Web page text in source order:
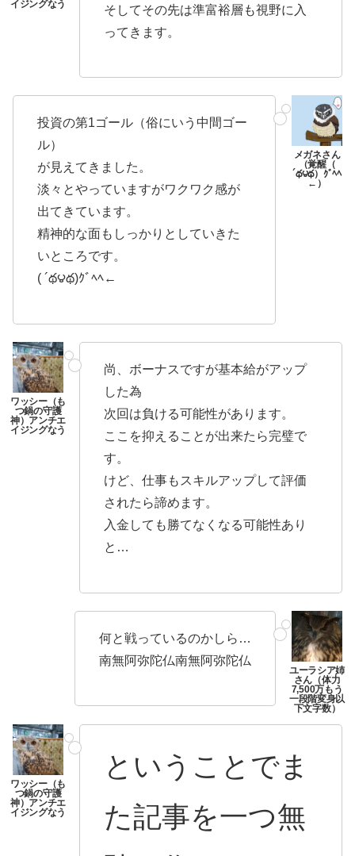
そしてその先は準富裕層も視野に入
ってきます。
投資の第1ゴール（俗にいう中間ゴー
ル）
が見えてきました。
淡々とやっていますがワクワク感が
出てきています。
精神的な面もしっかりとしていきた
いところです。
( ´థ౪థ)ｸﾞﾍﾍ←
尚、ボーナスですが基本給がアップ
した為
次回は負ける可能性があります。
ここを抑えることが出来たら完璧で
す。
けど、仕事もスキルアップして評価
されたら諦めます。
入金しても勝てなくなる可能性あり
と…
何と戦っているのかしら…
南無阿弥陀仏南無阿弥陀仏
ということでま
た記事を一つ無